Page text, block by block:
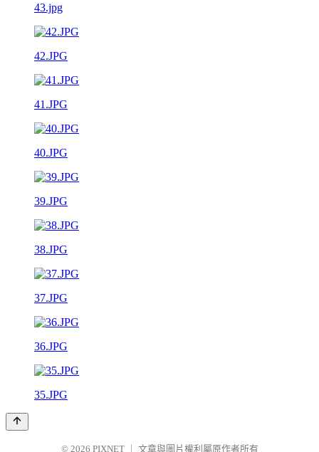
43.jpg
42.JPG
41.JPG
40.JPG
39.JPG
38.JPG
37.JPG
36.JPG
35.JPG
© 2026 PIXNET 文章與圖片權利屬原作者所有